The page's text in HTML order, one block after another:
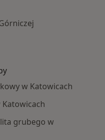
w Katowicach
Katowicach
grubego w